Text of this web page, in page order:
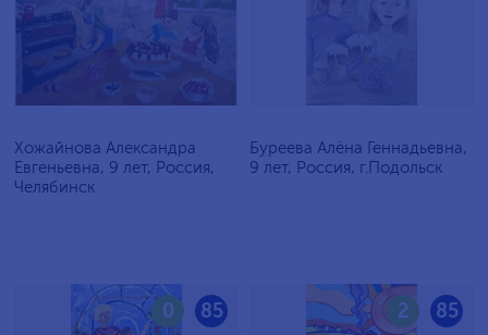
Хожайнова Александра
Евгеньевна, 9 лет, Россия,
Челябинск
Буреева Алёна Геннадьевна,
9 лет, Россия, г.Подольск
85
0 85
2